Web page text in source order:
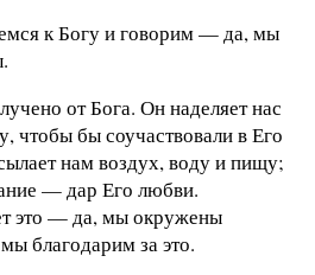
к Богу и говорим — да, мы
от Бога. Он наделяет нас
чтобы бы соучаствовали в Его
нам воздух, воду и пищу;
— дар Его любви.
это — да, мы окружены
благодарим за это.